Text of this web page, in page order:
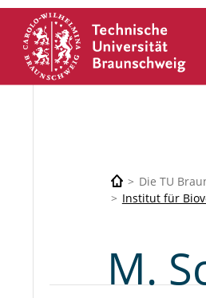
Die TU
Institut für
M.